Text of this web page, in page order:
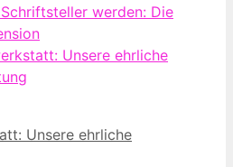
werden: Die
Unsere ehrliche
Unsere ehrliche